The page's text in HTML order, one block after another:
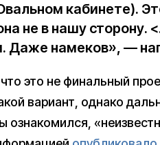
кабинете).
не в нашу сторону.
Даже намеков», —
это не финальный
вариант, однако
ознакомился,